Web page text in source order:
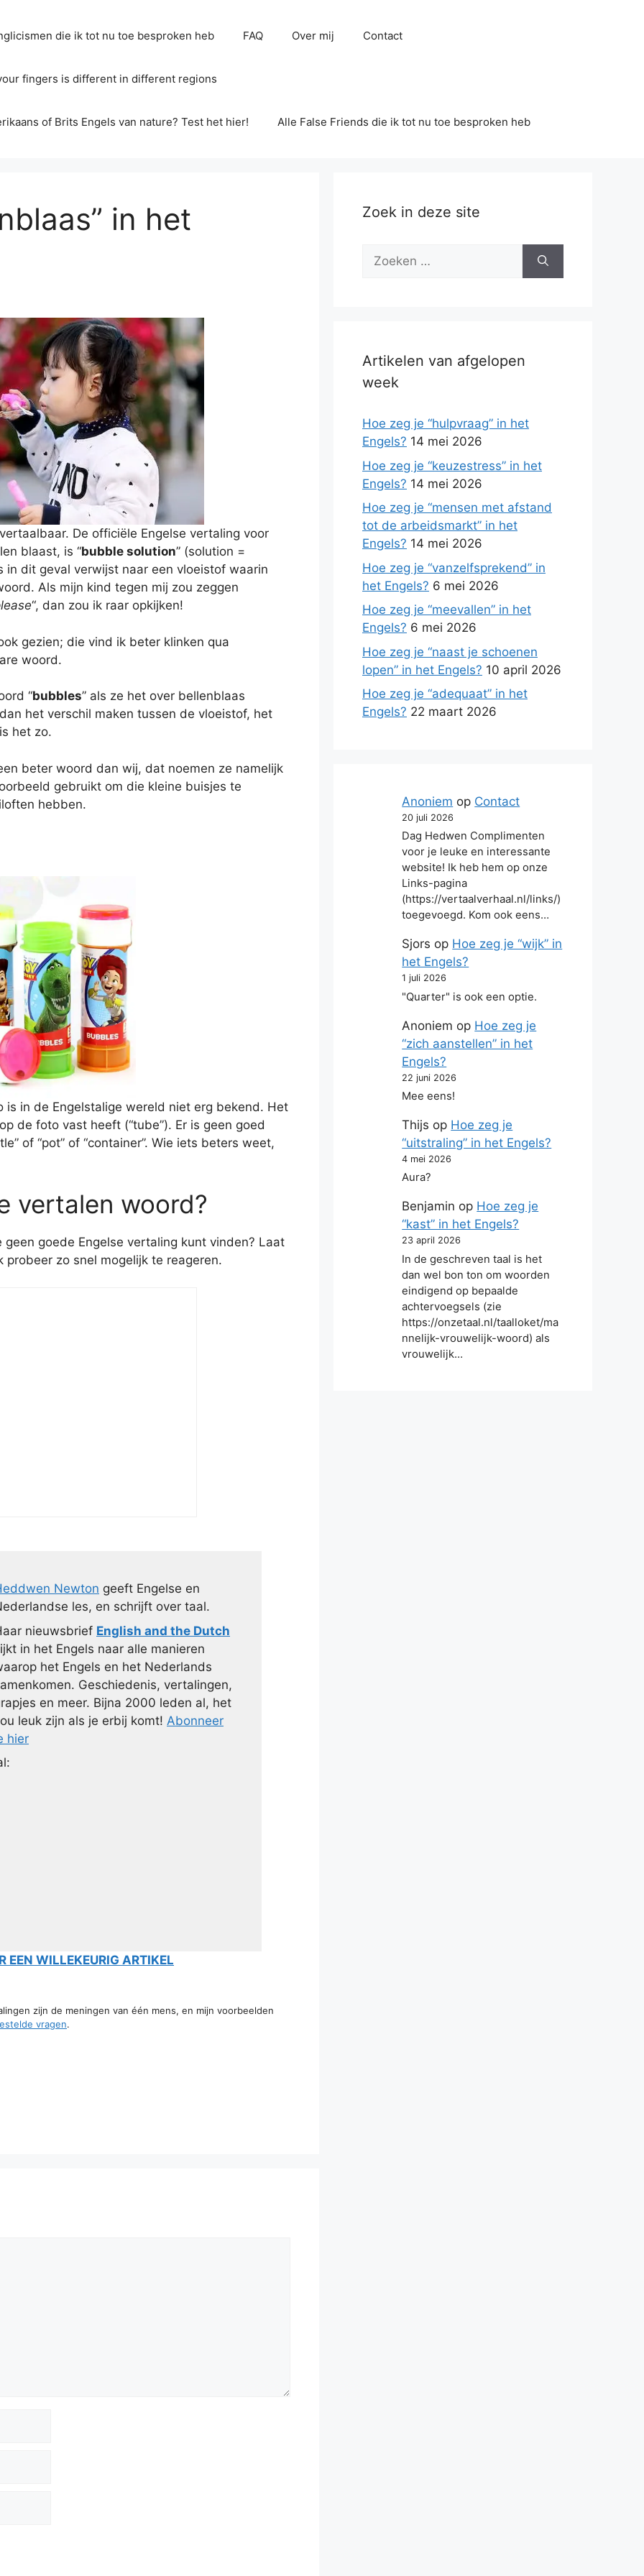
die ik tot nu toe besproken heb FAQ Over mij Contact
fingers is different in different regions
of Brits Engels van nature? Test het hier! Alle False Friends die ik tot nu toe besproken heb
in het
De officiële Engelse vertaling voor
blaast, is “bubble solution” (solution =
dit geval verwijst naar een vloeistof waarin
Als mijn kind tegen mij zou zeggen
“, dan zou ik raar opkijken!
gezien; die vind ik beter klinken qua
woord.
“bubbles” als ze het over bellenblaas
het verschil maken tussen de vloeistof, het
het zo.
beter woord dan wij, dat noemen ze namelijk
gebruikt om die kleine buisjes te
hebben.
in de Engelstalige wereld niet erg bekend. Het
de foto vast heeft (“tube”). Er is geen goed
of “pot” of “container”. Wie iets beters weet,
vertalen woord?
goede Engelse vertaling kunt vinden? Laat
probeer zo snel mogelijk te reageren.
Newton geeft Engelse en
les, en schrijft over taal.
nieuwsbrief English and the Dutch
in het Engels naar alle manieren
het Engels en het Nederlands
Geschiedenis, vertalingen,
en meer. Bijna 2000 leden al, het
leuk zijn als je erbij komt! Abonneer
hier
EEN WILLEKEURIG ARTIKEL
zijn de meningen van één mens, en mijn voorbeelden
vragen.
Zoek in deze site
Zoek
Artikelen van afgelopen
week
Hoe zeg je “hulpvraag” in het
Engels? 14 mei 2026
Hoe zeg je “keuzestress” in het
Engels? 14 mei 2026
Hoe zeg je “mensen met afstand
tot de arbeidsmarkt” in het
Engels? 14 mei 2026
Hoe zeg je “vanzelfsprekend” in
het Engels? 6 mei 2026
Hoe zeg je “meevallen” in het
Engels? 6 mei 2026
Hoe zeg je “naast je schoenen
lopen” in het Engels? 10 april 2026
Hoe zeg je “adequaat” in het
Engels? 22 maart 2026
Anoniem op Contact
20 juli 2026
Dag Hedwen Complimenten
voor je leuke en interessante
website! Ik heb hem op onze
Links-pagina
(https://vertaalverhaal.nl/links/)
toegevoegd. Kom ook eens…
Sjors op Hoe zeg je “wijk” in
het Engels?
1 juli 2026
"Quarter" is ook een optie.
Anoniem op Hoe zeg je
“zich aanstellen” in het
Engels?
22 juni 2026
Mee eens!
Thijs op Hoe zeg je
“uitstraling” in het Engels?
4 mei 2026
Aura?
Benjamin op Hoe zeg je
“kast” in het Engels?
23 april 2026
In de geschreven taal is het
dan wel bon ton om woorden
eindigend op bepaalde
achtervoegsels (zie
https://onzetaal.nl/taalloket/ma
nnelijk-vrouwelijk-woord) als
vrouwelijk…